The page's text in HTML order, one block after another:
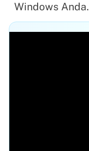
Windows Anda.